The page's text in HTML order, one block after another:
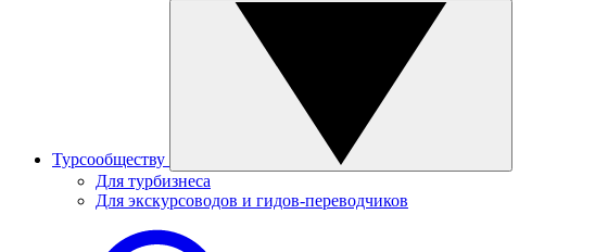
Турсообществу
Для турбизнеса
Для экскурсоводов и гидов-переводчиков